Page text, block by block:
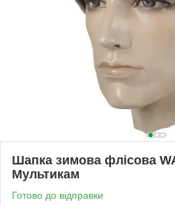
Шапка зимова флісова
Мультикам
Готово до відправки